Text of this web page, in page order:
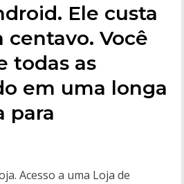
Ele custa
centavo. Você
todas as
em uma longa
para
Acesso a uma Loja de